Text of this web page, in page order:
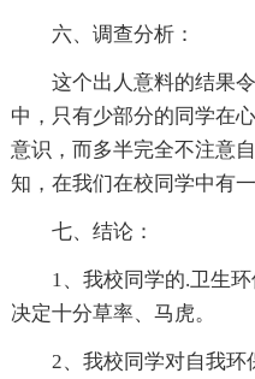
六、调查分析：
这个出人意料的结果
中，只有少部分的同学在
意识，而多半完全不注意
知，在我们在校同学中有
七、结论：
1、我校同学的.卫生
决定十分草率、马虎。
2、我校同学对自我